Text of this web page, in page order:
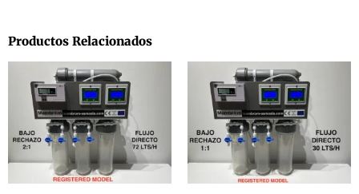
Productos Relacionados